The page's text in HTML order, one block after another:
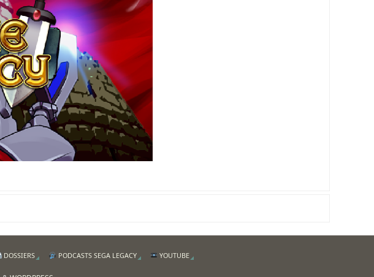
DOSSIERS PODCASTS SEGA LEGACY YOUTUBE